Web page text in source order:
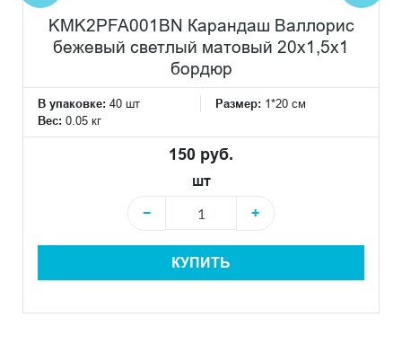
KMK2PFA001BN Карандаш Валлорис
бежевый светлый матовый 20x1,5x1
бордюр
В упаковке: 40 шт Размер: 1*20 см
Вес: 0.05 кг
150 руб.
шт
−
+
КУПИТЬ